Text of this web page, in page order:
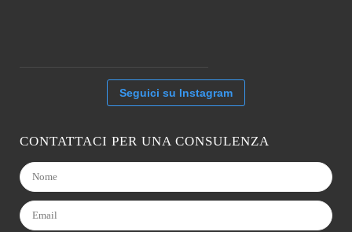
Seguici su Instagram
CONTATTACI PER UNA CONSULENZA